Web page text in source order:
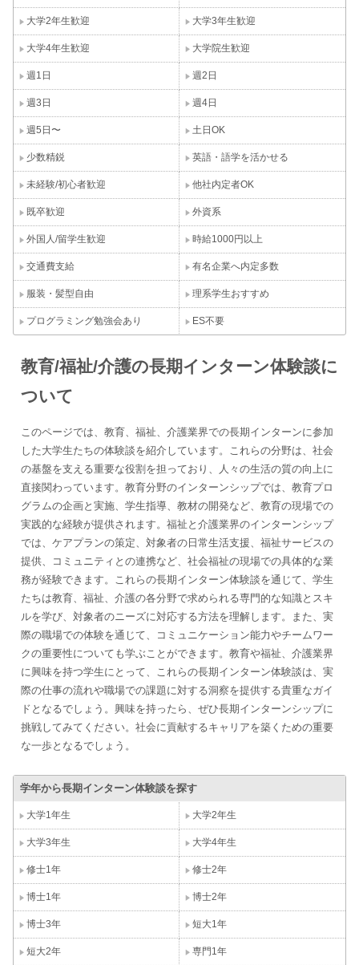
大学2年生歓迎 大学3年生歓迎
大学4年生歓迎 大学院生歓迎
週1日 週2日
週3日 週4日
週5日〜 土日OK
少数精鋭 英語・語学を活かせる
未経験/初心者歓迎 他社内定者OK
既卒歓迎 外資系
外国人/留学生歓迎 時給1000円以上
交通費支給 有名企業へ内定多数
服装・髪型自由 理系学生おすすめ
プログラミング勉強会あり ES不要
教育/福祉/介護の長期インターン体験談に
ついて
このページでは、教育、福祉、介護業界での長期インターンに参加
した大学生たちの体験談を紹介しています。これらの分野は、社会
の基盤を支える重要な役割を担っており、人々の生活の質の向上に
直接関わっています。教育分野のインターンシップでは、教育プロ
グラムの企画と実施、学生指導、教材の開発など、教育の現場での
実践的な経験が提供されます。福祉と介護業界のインターンシップ
では、ケアプランの策定、対象者の日常生活支援、福祉サービスの
提供、コミュニティとの連携など、社会福祉の現場での具体的な業
務が経験できます。これらの長期インターン体験談を通じて、学生
たちは教育、福祉、介護の各分野で求められる専門的な知識とスキ
ルを学び、対象者のニーズに対応する方法を理解します。また、実
際の職場での体験を通じて、コミュニケーション能力やチームワー
クの重要性についても学ぶことができます。教育や福祉、介護業界
に興味を持つ学生にとって、これらの長期インターン体験談は、実
際の仕事の流れや職場での課題に対する洞察を提供する貴重なガイ
ドとなるでしょう。興味を持ったら、ぜひ長期インターンシップに
挑戦してみてください。社会に貢献するキャリアを築くための重要
な一歩となるでしょう。
学年から長期インターン体験談を探す
大学1年生 大学2年生
大学3年生 大学4年生
修士1年 修士2年
博士1年 博士2年
博士3年 短大1年
短大2年 専門1年